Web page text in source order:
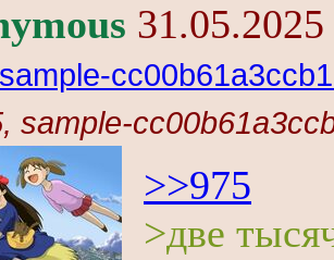
sample-
sample-
>>975
>две